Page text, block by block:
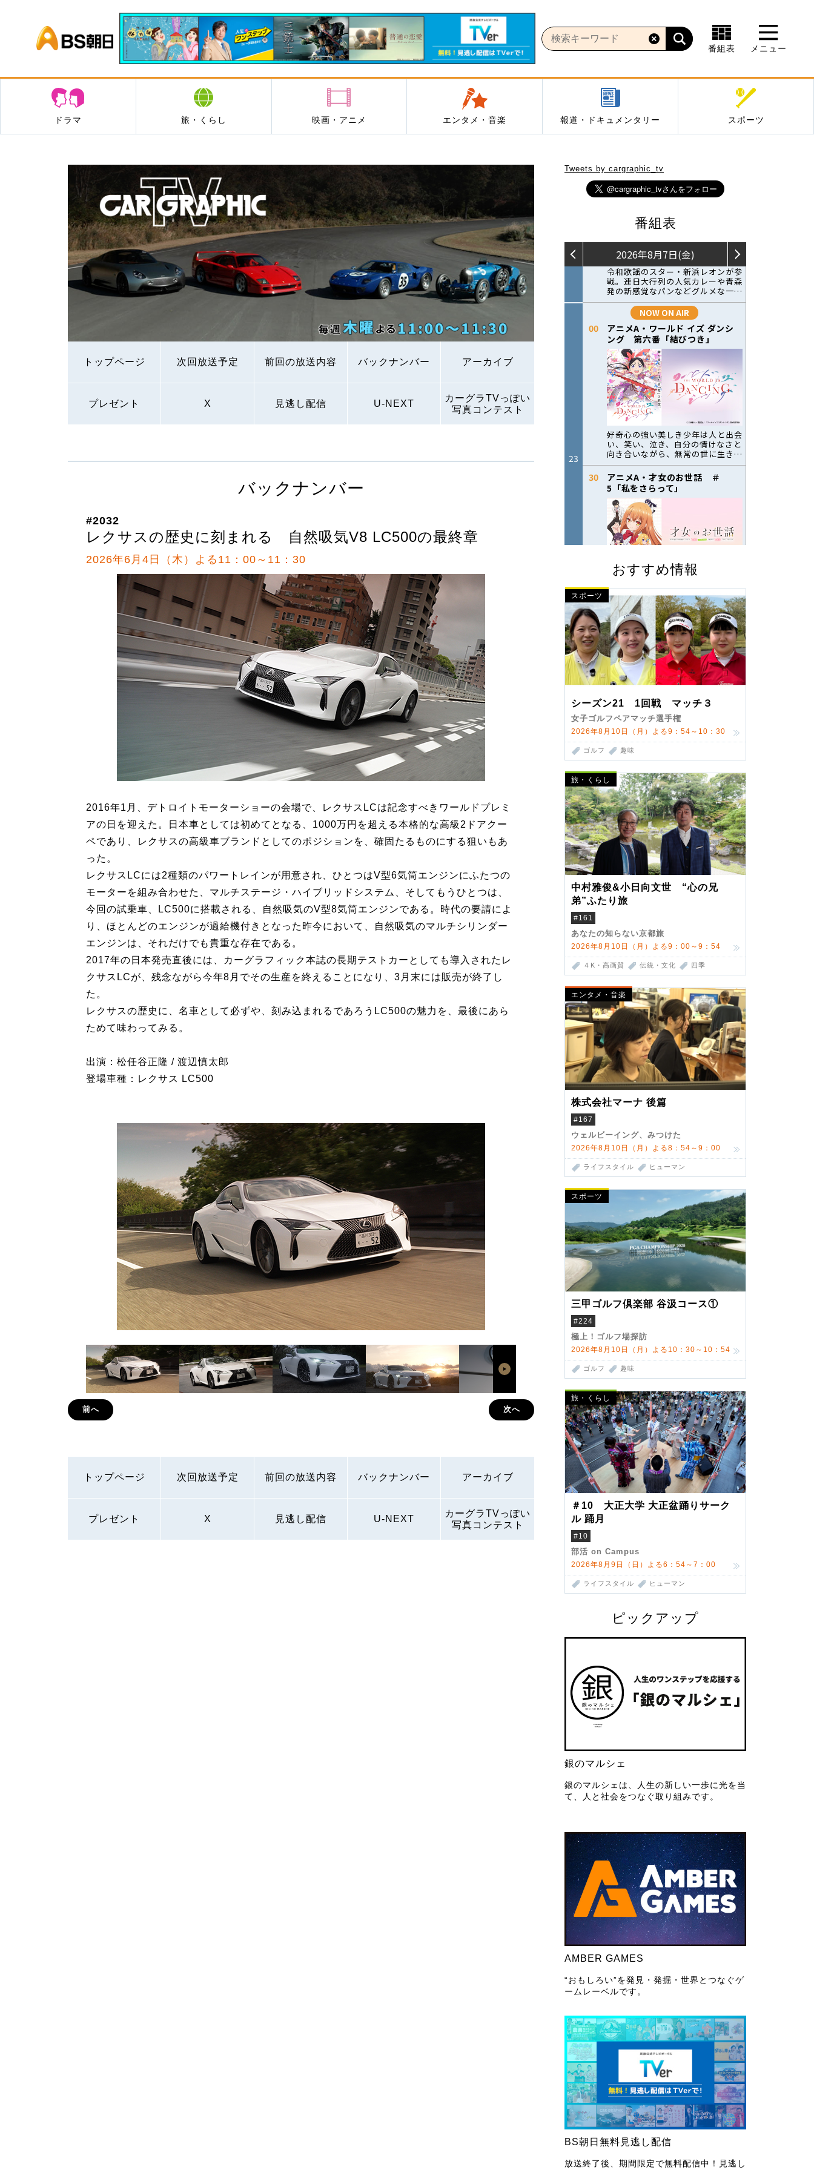
BS朝日
番組表 メニュー
ドラマ 旅・くらし 映画・アニメ エンタメ・音楽 報道・ドキュメンタリー スポーツ
トップページ 次回放送予定 前回の放送内容 バックナンバー アーカイブ
プレゼント X 見逃し配信 U-NEXT
カーグラTVっぽい
写真コンテスト
Tweets by cargraphic_tv
番組表
おすすめ情報
スポーツ
シーズン21 1回戦 マッチ３
女子ゴルフペアマッチ選手権
2026年8月10日（月）よる9：54～10：30
ゴルフ 趣味
旅・くらし
中村雅俊&小日向文世 “心の兄
弟”ふたり旅
#161
あなたの知らない京都旅
2026年8月10日（月）よる9：00～9：54
４K・高画質 伝統・文化 四季
エンタメ・音楽
株式会社マーナ 後篇
#167
ウェルビーイング、みつけた
2026年8月10日（月）よる8：54～9：00
ライフスタイル ヒューマン
スポーツ
三甲ゴルフ倶楽部 谷汲コース①
#224
極上！ゴルフ場探訪
2026年8月10日（月）よる10：30～10：54
ゴルフ 趣味
旅・くらし
＃10 大正大学 大正盆踊りサーク
ル 踊月
#10
部活 on Campus
2026年8月9日（日）よる6：54～7：00
ライフスタイル ヒューマン
ピックアップ
銀のマルシェ
銀のマルシェは、人生の新しい一歩に光を当
て、人と社会をつなぐ取り組みです。
AMBER GAMES
“おもしろい”を発見・発掘・世界とつなぐゲ
ームレーベルです。
BS朝日無料見逃し配信
放送終了後、期間限定で無料配信中！見逃し
バックナンバー
#2032
レクサスの歴史に刻まれる 自然吸気V8 LC500の最終章
2026年6月4日（木）よる11：00～11：30
2016年1月、デトロイトモーターショーの会場で、レクサスLCは記念すべきワールドプレミ
アの日を迎えた。日本車としては初めてとなる、1000万円を超える本格的な高級2ドアクー
ペであり、レクサスの高級車ブランドとしてのポジションを、確固たるものにする狙いもあ
った。
レクサスLCには2種類のパワートレインが用意され、ひとつはV型6気筒エンジンにふたつの
モーターを組み合わせた、マルチステージ・ハイブリッドシステム、そしてもうひとつは、
今回の試乗車、LC500に搭載される、自然吸気のV型8気筒エンジンである。時代の要請によ
り、ほとんどのエンジンが過給機付きとなった昨今において、自然吸気のマルチシリンダー
エンジンは、それだけでも貴重な存在である。
2017年の日本発売直後には、カーグラフィック本誌の長期テストカーとしても導入されたレ
クサスLCが、残念ながら今年8月でその生産を終えることになり、3月末には販売が終了し
た。
レクサスの歴史に、名車として必ずや、刻み込まれるであろうLC500の魅力を、最後にあら
ためて味わってみる。
出演：松任谷正隆 / 渡辺慎太郎
登場車種：レクサス LC500
前へ 次へ
トップページ 次回放送予定 前回の放送内容 バックナンバー アーカイブ
プレゼント X 見逃し配信 U-NEXT
カーグラTVっぽい
写真コンテスト